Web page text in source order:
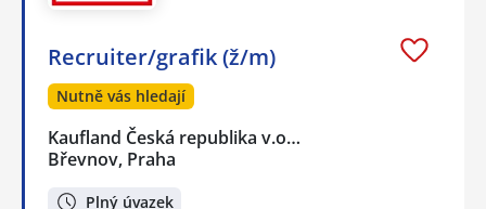
Recruiter/grafik (ž/m)
Nutně vás hledají
Kaufland Česká republika v.o…
Břevnov, Praha
Plný úvazek